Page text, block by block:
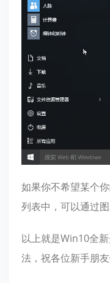
如果你不希望某个
列表中，可以通过图
以上就是Win10全
法，祝各位新手朋友